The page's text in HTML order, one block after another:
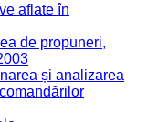
aflate în
de propuneri,
și analizarea